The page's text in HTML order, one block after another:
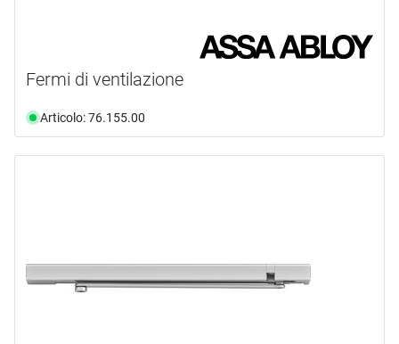
Fermi di ventilazione
Articolo: 76.155.00